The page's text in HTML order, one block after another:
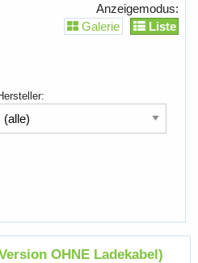
Anzeigemodus:
Galerie
Liste
OHNE Ladekabel)